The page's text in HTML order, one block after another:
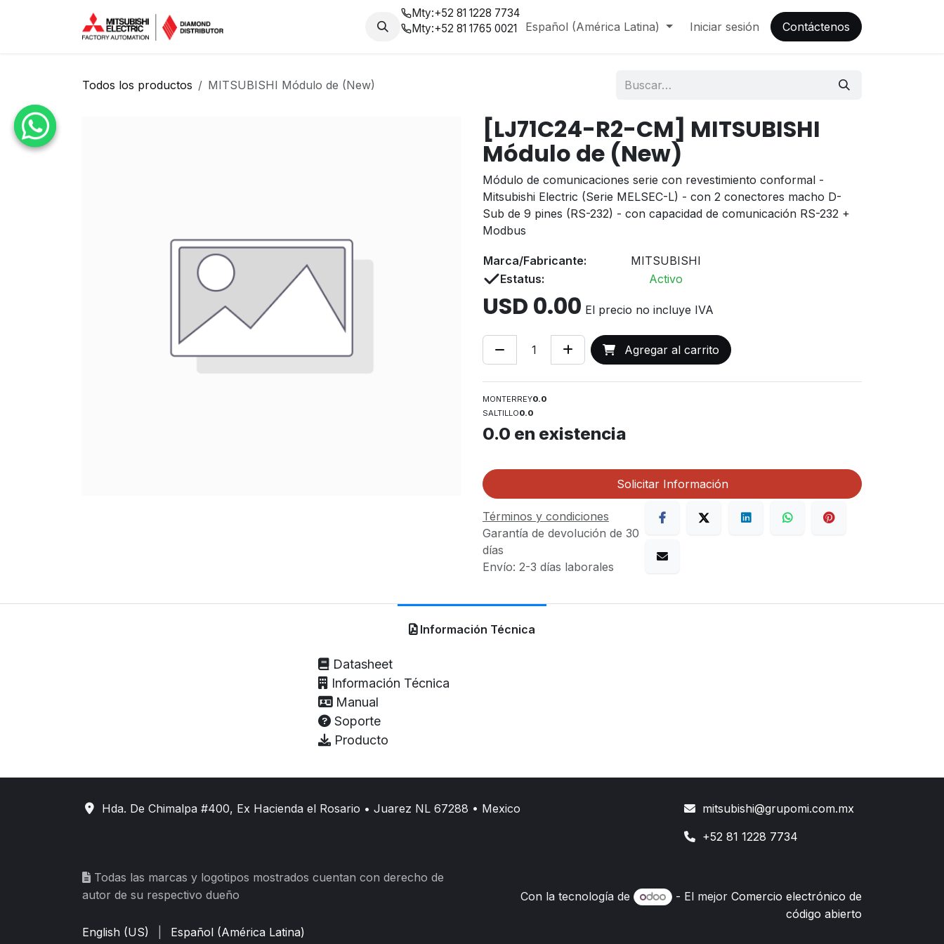
Nosotros Blog
Mty:+52 81 1228 7734
Mty:+52 81 1765 0021 Español (América Latina) Iniciar sesión Contáctenos
Todos los productos MITSUBISHI Módulo de (New)
[LJ71C24-R2-CM] MITSUBISHI
Módulo de (New)
Módulo de comunicaciones serie con revestimiento conformal -
Mitsubishi Electric (Serie MELSEC-L) - con 2 conectores macho D-
Sub de 9 pines (RS-232) - con capacidad de comunicación RS-232 +
Modbus
Marca/Fabricante:
MITSUBISHI
Estatus:
Activo
USD 0.00 El precio no incluye IVA
Agregar al carrito
MONTERREY0.0
SALTILLO0.0
0.0 en existencia
Solicitar Información
Términos y condiciones
Garantía de devolución de 30
días
Envío: 2-3 días laborales
Información Técnica
Datasheet
Información Técnica
Manual
Soporte
Producto
Hda. De Chimalpa #400, Ex Hacienda el Rosario • Juarez NL 67288 • Mexico
mitsubishi@grupomi.com.mx
+52 81 1228 7734
Todas las marcas y logotipos mostrados cuentan con derecho de
autor de su respectivo dueño
English (US) Español (América Latina)
Con la tecnología de - El mejor Comercio electrónico de
código abierto